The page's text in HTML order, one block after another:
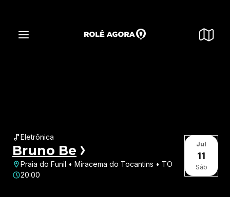
Eletrônica
Bruno Be
Praia do Funil • Miracema do Tocantins • TO
20:00
Jul
11
Sáb